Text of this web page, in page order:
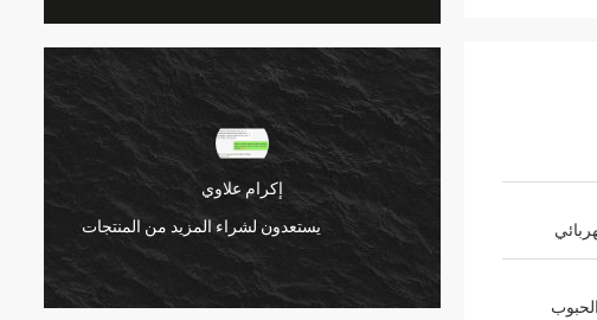
إكرام علاوي
يستعدون لشراء المزيد من المنتجات
من المنتجات